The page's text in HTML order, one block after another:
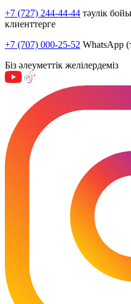
+7 (727) 244-44-44 тәулік
клиенттерге
+7 (707) 000-25-52 WhatsApp
Біз әлеуметтік желілердеміз